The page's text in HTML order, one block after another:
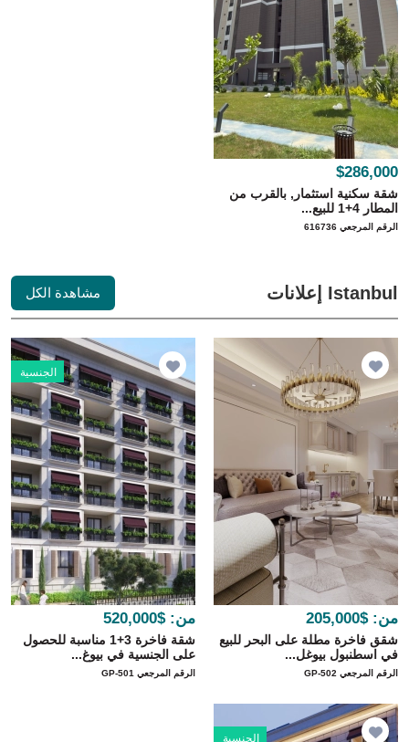
$286,000
شقة سكنية استثمار, بالقرب من
المطار 4+1 للبيع...
الرقم المرجعي 616736
Istanbul إعلانات مشاهدة الكل
من: $205,000
شقق فاخرة مطلة على البحر للبيع
في اسطنبول بيوغل...
الرقم المرجعي GP-502
الجنسية
من: $520,000
شقة فاخرة 3+1 مناسبة للحصول
على الجنسية في بيوغ...
الرقم المرجعي GP-501
الجنسية